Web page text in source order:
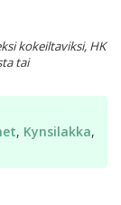
kokeiltaviksi, HK
tai
, Kynsilakka,